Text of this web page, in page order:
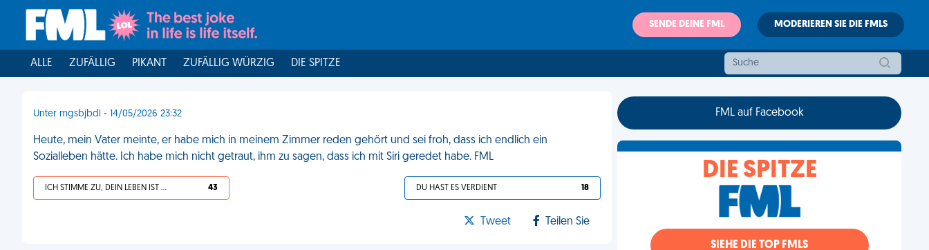
SENDE DEINE FML MODERIEREN SIE DIE FMLS
ALLE ZUFÄLLIG PIKANT ZUFÄLLIG WÜRZIG DIE SPITZE
Unter mgsbjbdl - 14/05/2026 23:32
Heute, mein Vater meinte, er habe mich in meinem Zimmer reden gehört und sei froh, dass ich endlich ein
Sozialleben hätte. Ich habe mich nicht getraut, ihm zu sagen, dass ich mit Siri geredet habe. FML
ICH STIMME ZU, DEIN LEBEN IST SCHEISSE 43 DU HAST ES VERDIENT 18
Tweet Teilen Sie
FML auf Facebook
DIE SPITZE
SIEHE DIE TOP FMLS